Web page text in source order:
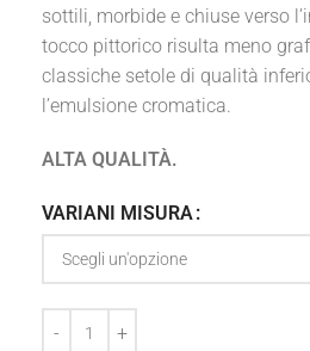
sottili, morbide e chiuse verso
tocco pittorico risulta meno
classiche setole di qualità
l’emulsione cromatica.
ALTA QUALITÀ.
VARIANI MISURA